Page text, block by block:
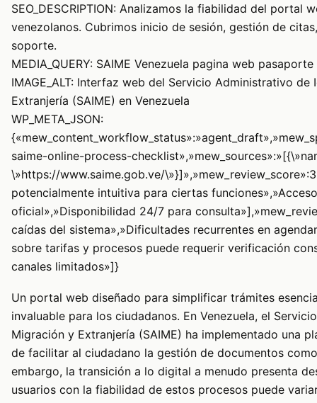
SEO_DESCRIPTION: Analizamos la fiabilidad del portal
venezolanos. Cubrimos inicio de sesión, gestión de
soporte.
MEDIA_QUERY: SAIME Venezuela pagina web pasaporte
IMAGE_ALT: Interfaz web del Servicio Administrativo
Extranjería (SAIME) en Venezuela
WP_META_JSON:
saime-online-process-
\»https://www.saime.gob.ve/
potencialmente intuitiva para ciertas
oficial»,»Disponibilidad 24/7 para
caídas del sistema»,»Dificultades recurrentes en
sobre tarifas y procesos puede requerir verificación
canales limitados»]}
Un portal web diseñado para simplificar trámites
invaluable para los ciudadanos. En Venezuela, el
Migración y Extranjería (SAIME) ha implementado una
de facilitar al ciudadano la gestión de documentos
embargo, la transición a lo digital a menudo presenta
usuarios con la fiabilidad de estos procesos puede